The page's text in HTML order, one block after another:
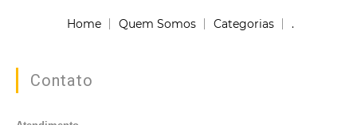
Home Quem Somos Categorias .
Contato